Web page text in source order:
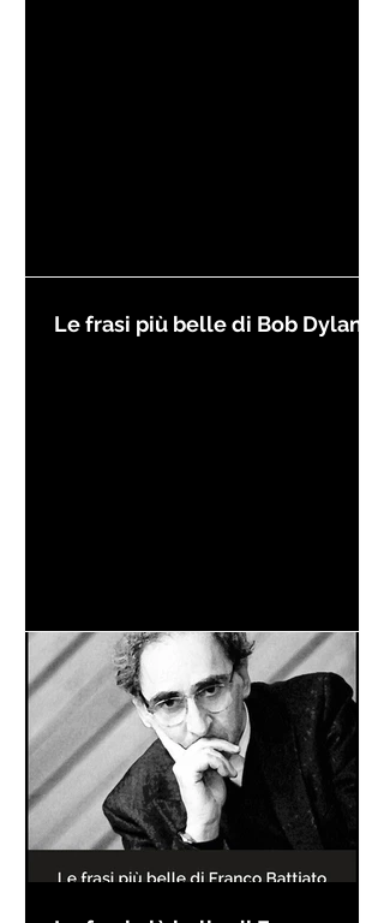
Le frasi più belle di Bob Dylan